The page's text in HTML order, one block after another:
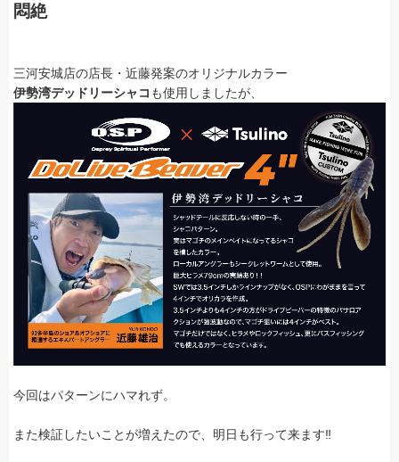
悶絶
三河安城店の店長・近藤発案のオリジナルカラー
伊勢湾デッドリーシャコ も使用しましたが、
今回はパターンにハマれず。
また検証したいことが増えたので、明日も行って来ます‼